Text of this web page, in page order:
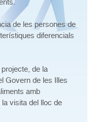
de les persones de
diferencials
de la
Govern de les Illes
amb
visita del lloc de